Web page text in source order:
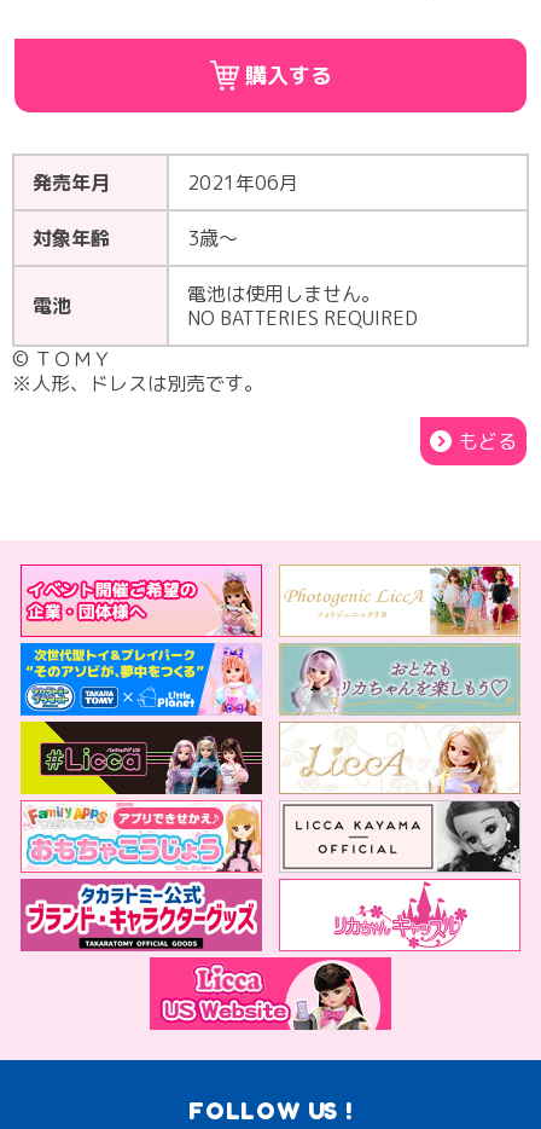
購入する
発売年月 2021年06月
対象年齢 3歳～
電池
電池は使用しません。
NO BATTERIES REQUIRED
© ＴＯＭＹ
※人形、ドレスは別売です。
もどる
FOLLOW US !